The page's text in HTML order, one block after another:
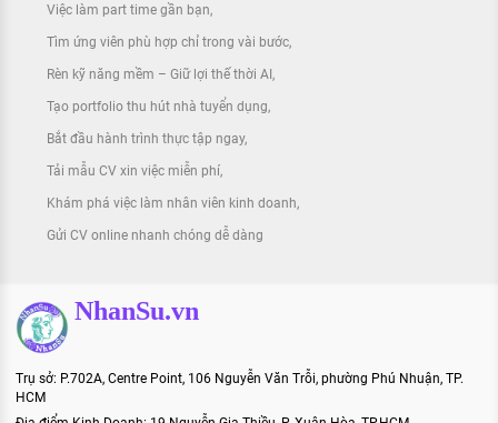
Việc làm part time gần bạn
Tìm ứng viên phù hợp chỉ trong vài bước
Rèn kỹ năng mềm – Giữ lợi thế thời AI
Tạo portfolio thu hút nhà tuyển dụng
Bắt đầu hành trình thực tập ngay
Tải mẫu CV xin việc miễn phí
Khám phá việc làm nhân viên kinh doanh
Gửi CV online nhanh chóng dễ dàng
NhanSu.vn
Trụ sở: P.702A, Centre Point, 106 Nguyễn Văn Trỗi, phường Phú Nhuận, TP.
HCM